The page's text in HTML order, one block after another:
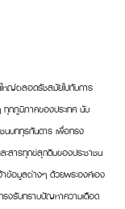
หญ่ตลอดรัชสมัยไปกับการ
กภูมิภาคของประเทศ นับ
นบททุรกันดาร เพื่อทรง
ะสารทุกข์สุกดิบของประชาชน
ข้อมูลต่างๆ ด้วยพระองค์เอง
รงรับทราบปัญหาความเดือด